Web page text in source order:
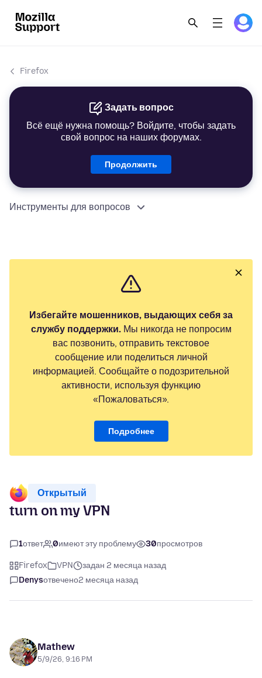
Firefox
Задать вопрос
Всё ещё нужна помощь? Войдите, чтобы задать
свой вопрос на наших форумах.
Продолжить
Инструменты для вопросов
Избегайте мошенников, выдающих себя за
службу поддержки.Мы никогда не попросим
вас позвонить, отправить текстовое
сообщение или поделиться личной
информацией. Сообщайте о подозрительной
активности, используя функцию
«Пожаловаться».
Подробнее
Открытый
turn on my VPN
1ответ 0имеют эту проблему 30просмотров
Firefox VPN
задан 2 месяца назад
Denysотвечено2 месяца назад
Mathew
5/9/26, 9:16 PM